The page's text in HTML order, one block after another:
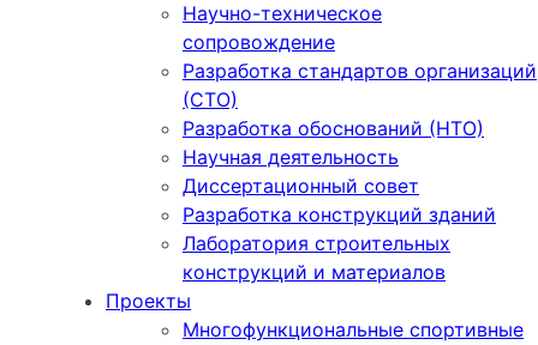
Научно-техническое
сопровождение
Разработка стандартов организаций
(СТО)
Разработка обоснований (НТО)
Научная деятельность
Диссертационный совет
Разработка конструкций зданий
Лаборатория строительных
конструкций и материалов
Проекты
Многофункциональные спортивные